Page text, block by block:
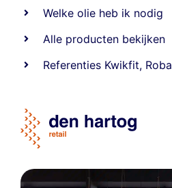
Welke olie heb ik nodig
Alle producten bekijken
Referenties Kwikfit, Roba